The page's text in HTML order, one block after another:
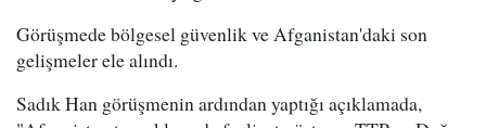
Görüşmede bölgesel güvenlik ve Afganistan'daki son
gelişmeler ele alındı.
Sadık Han görüşmenin ardından yaptığı açıklamada,